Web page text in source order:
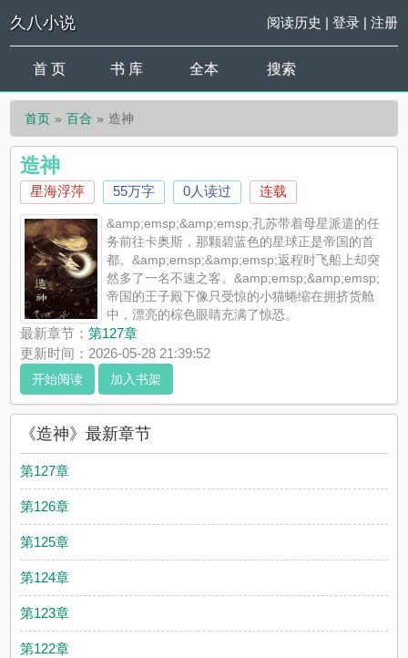
久八小说 阅读历史 | 登录| 注册
首 页 书 库 全本 搜索
首页 百合 造神
造神
星海浮萍 55万字 0人读过 连载
&amp;emsp;&amp;emsp;孔苏带着母星派遣的任
务前往卡奥斯，那颗碧蓝色的星球正是帝国的首
都。&amp;emsp;&amp;emsp;返程时飞船上却突
然多了一名不速之客。&amp;emsp;&amp;emsp;
帝国的王子殿下像只受惊的小猫蜷缩在拥挤货舱
中，漂亮的棕色眼睛充满了惊恐。
&amp;emsp;&amp;emsp;...
《造神》是星海浮萍精心创作的百合，久八小说实时更新造神最
新章节并且提供无弹窗阅读，书友所发表的造神评论，并不代表
久八小说赞同或者支持造神读者的观点。
最新章节：第127章
更新时间：2026-05-28 21:39:52
开始阅读 加入书架
《造神》最新章节
第127章
第126章
第125章
第124章
第123章
第122章